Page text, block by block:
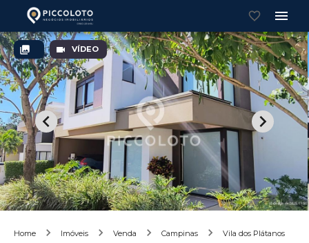
VÍDEO
Home Imóveis Venda Campinas
Vila dos Plátanos